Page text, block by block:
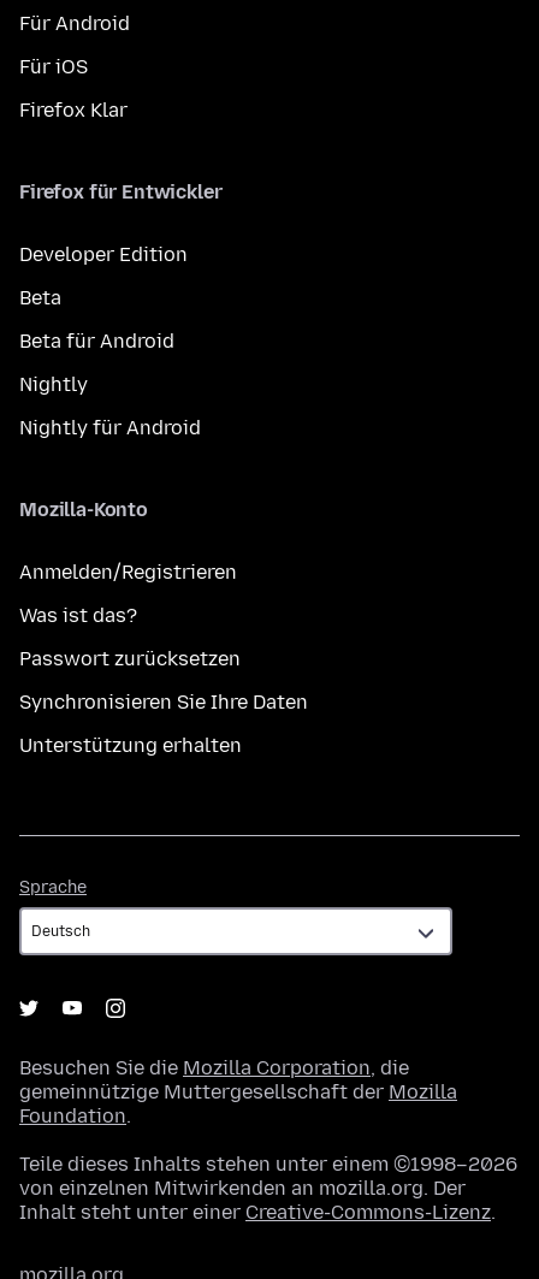
Für Android
Für iOS
Firefox Klar
Firefox für Entwickler
Developer Edition
Beta
Beta für Android
Nightly
Nightly für Android
Mozilla-Konto
Anmelden/Registrieren
Was ist das?
Passwort zurücksetzen
Synchronisieren Sie Ihre Daten
Unterstützung erhalten
Sprache
Besuchen Sie die Mozilla Corporation, die
gemeinnützige Muttergesellschaft der Mozilla
Foundation.
Teile dieses Inhalts stehen unter einem ©1998–2026
von einzelnen Mitwirkenden an mozilla.org. Der
Inhalt steht unter einer Creative-Commons-Lizenz.